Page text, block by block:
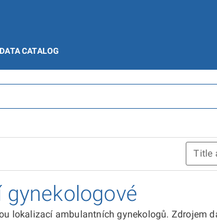
CATALOG
lokalizací ambulantních gynekologů. Zdrojem